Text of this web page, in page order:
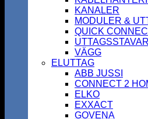
KANALER
MODULER &
QUICK
UTTAGSSTAVAR
VÄGG
ELUTTAG
ABB JUSSI
CONNECT 2
ELKO
EXXACT
GOVENA